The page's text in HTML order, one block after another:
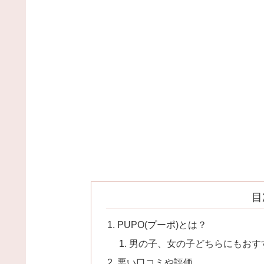
PUPO(プーポ)とは？
男の子、女の子どちらにもおす